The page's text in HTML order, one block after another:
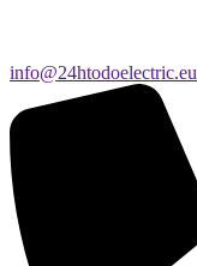
info@24htodoelectric.eu